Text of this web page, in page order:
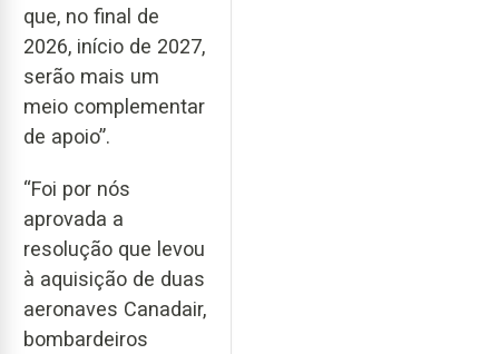
que, no final de
2026, início de 2027,
serão mais um
meio complementar
de apoio”.
“Foi por nós
aprovada a
resolução que levou
à aquisição de duas
aeronaves Canadair,
bombardeiros